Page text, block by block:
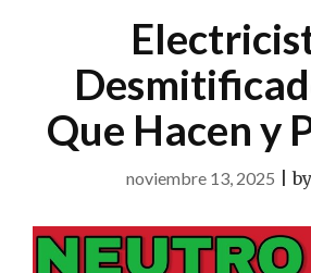
Que Hacen y
noviembre 13, 2025 |by